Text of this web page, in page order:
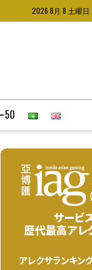
2026 8月 8 土曜日
50